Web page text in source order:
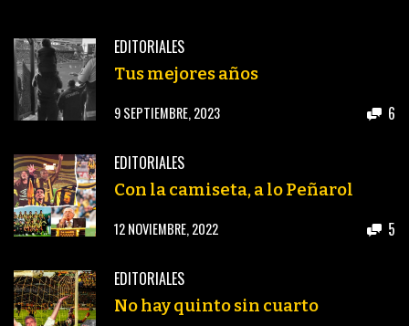
EDITORIALES
Tus mejores años
9 SEPTIEMBRE, 2023 6
EDITORIALES
Con la camiseta, a lo Peñarol
12 NOVIEMBRE, 2022 5
EDITORIALES
No hay quinto sin cuarto